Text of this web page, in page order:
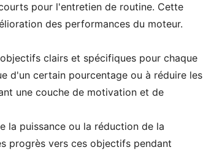
pour l'entretien de routine. Cette
des performances du moteur.
clairs et spécifiques pour chaque
d'un certain pourcentage ou à réduire les
une couche de motivation et de
la puissance ou la réduction de la
progrès vers ces objectifs pendant